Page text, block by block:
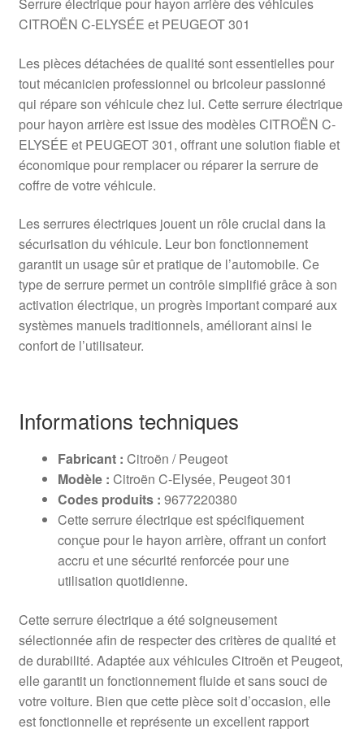
CITROËN C-ELYSÉE et PEUGEOT 301
Les pièces détachées de qualité sont essentielles pour
tout mécanicien professionnel ou bricoleur passionné
qui répare son véhicule chez lui. Cette serrure électrique
pour hayon arrière est issue des modèles CITROËN C-
ELYSÉE et PEUGEOT 301, offrant une solution fiable et
économique pour remplacer ou réparer la serrure de
coffre de votre véhicule.
Les serrures électriques jouent un rôle crucial dans la
sécurisation du véhicule. Leur bon fonctionnement
garantit un usage sûr et pratique de l’automobile. Ce
type de serrure permet un contrôle simplifié grâce à son
activation électrique, un progrès important comparé aux
systèmes manuels traditionnels, améliorant ainsi le
confort de l’utilisateur.
Informations techniques
Fabricant : Citroën / Peugeot
Modèle : Citroën C-Elysée, Peugeot 301
Codes produits : 9677220380
Cette serrure électrique est spécifiquement
conçue pour le hayon arrière, offrant un confort
accru et une sécurité renforcée pour une
utilisation quotidienne.
Cette serrure électrique a été soigneusement
sélectionnée afin de respecter des critères de qualité et
de durabilité. Adaptée aux véhicules Citroën et Peugeot,
elle garantit un fonctionnement fluide et sans souci de
votre voiture. Bien que cette pièce soit d’occasion, elle
est fonctionnelle et représente un excellent rapport